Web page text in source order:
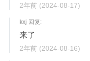
2年前 (2024-08-17)
kxj 回复:
来了
2年前 (2024-08-16)